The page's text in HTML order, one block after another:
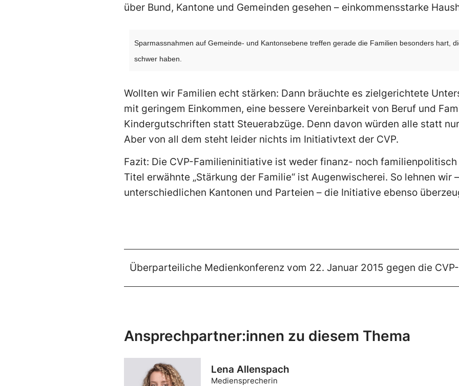
über Bund, Kantone und Gemeinden gesehen – einkommensstarke
Sparmassnahmen auf Gemeinde- und Kantonsebene treffen gerade die Familien besonders hart,
schwer haben.
Wollten wir Familien echt stärken: Dann bräuchte es zielgerichtete
mit geringem Einkommen, eine bessere Vereinbarkeit von Beruf und
Kindergutschriften statt Steuerabzüge. Denn davon würden alle statt
Aber von all dem steht leider nichts im Initiativtext der CVP.
Fazit: Die CVP-Familieninitiative ist weder finanz- noch
Titel erwähnte „Stärkung der Familie“ ist Augenwischerei. So lehnen wir
unterschiedlichen Kantonen und Parteien – die Initiative ebenso
Überparteiliche Medienkonferenz vom 22. Januar 2015 gegen die
Ansprechpartner:innen zu diesem Thema
Lena Allenspach
Mediensprecherin